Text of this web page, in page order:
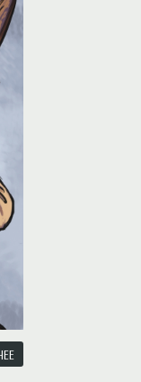
null in